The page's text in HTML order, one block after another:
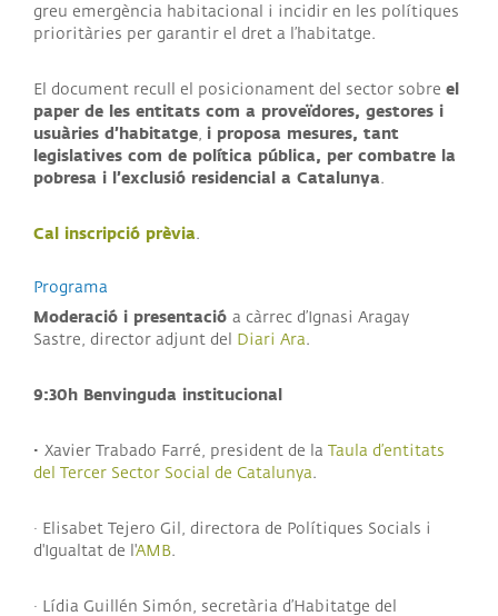
greu emergència habitacional i incidir en les polítiques
prioritàries per garantir el dret a l’habitatge.
El document recull el posicionament del sector sobre el
paper de les entitats com a proveïdores, gestores i
usuàries d’habitatge, i proposa mesures, tant
legislatives com de política pública, per combatre la
pobresa i l’exclusió residencial a Catalunya.
Cal inscripció prèvia.
Programa
Moderació i presentació a càrrec d’Ignasi Aragay
Sastre, director adjunt del
Diari Ara.
9:30h Benvinguda institucional
· Xavier Trabado Farré, president de la Taula d’entitats
del Tercer Sector Social de Catalunya.
· Elisabet Tejero Gil, directora de Polítiques Socials i
d'Igualtat de l'AMB.
· Lídia Guillén Simón, secretària d’Habitatge del